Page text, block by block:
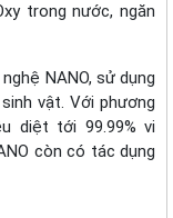
trong nước, ngăn
NANO, sử dụng
vật. Với phương
diệt tới 99.99% vi
còn có tác dụng